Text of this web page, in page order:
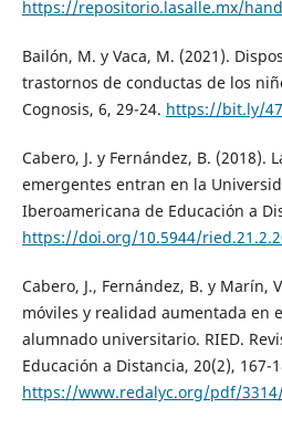
https://repositorio.lasalle.mx/
Bailón, M. y Vaca, M. (2021).
trastornos de conductas de los
Cognosis, 6, 29-24. https://bit.ly/
Cabero, J. y Fernández, B. (2018).
emergentes entran en la
Iberoamericana de Educación a
https://doi.org/10.5944/
Cabero, J., Fernández, B. y Marín,
móviles y realidad aumentada en
alumnado universitario. RIED.
Educación a Distancia, 20(2), 167-
https://www.redalyc.org/pdf/